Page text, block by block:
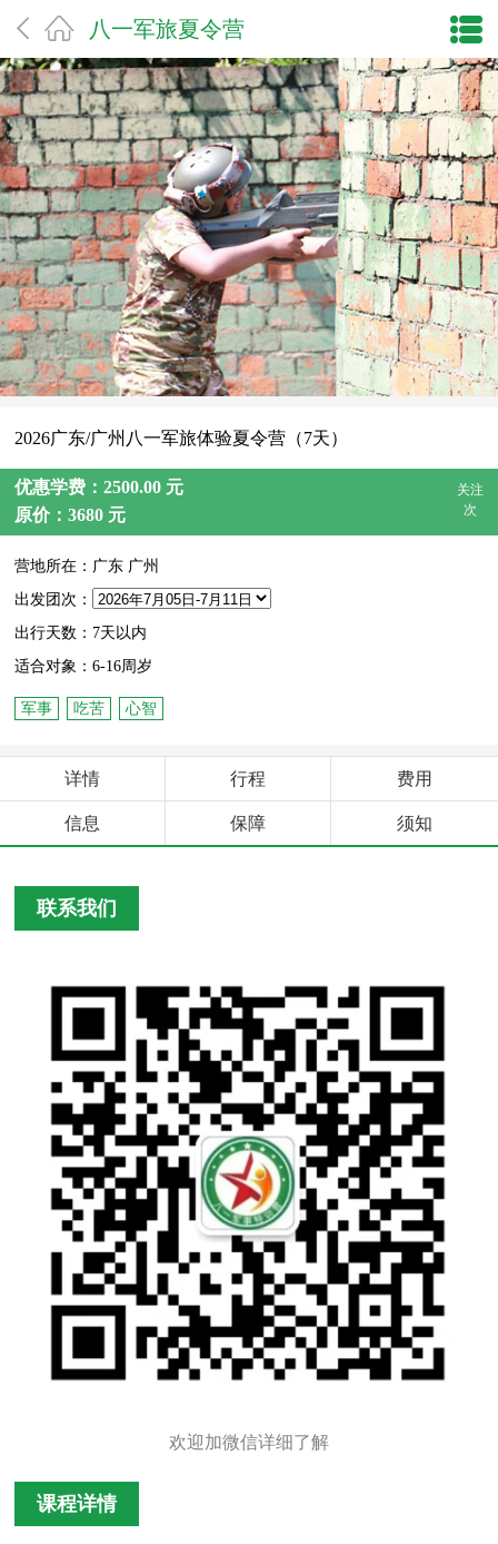
八一军旅夏令营
2026广东/广州八一军旅体验夏令营（7天）
优惠学费：2500.00 元
原价：3680 元
关注
次
营地所在：广东 广州
出发团次：
出行天数：7天以内
适合对象：6-16周岁
军事 吃苦 心智
详情 行程 费用
信息 保障 须知
联系我们
欢迎加微信详细了解
课程详情